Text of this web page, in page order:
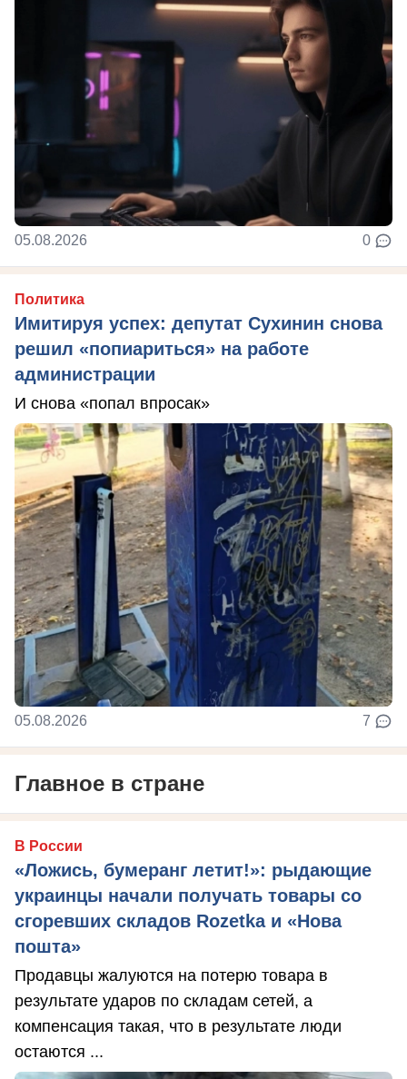
05.08.2026 0
Политика
Имитируя успех: депутат Сухинин снова
решил «попиариться» на работе
администрации
И снова «попал впросак»
05.08.2026 7
Главное в стране
В России
«Ложись, бумеранг летит!»: рыдающие
украинцы начали получать товары со
сгоревших складов Rozetka и «Нова
пошта»
Продавцы жалуются на потерю товара в
результате ударов по складам сетей, а
компенсация такая, что в результате люди
остаются ...